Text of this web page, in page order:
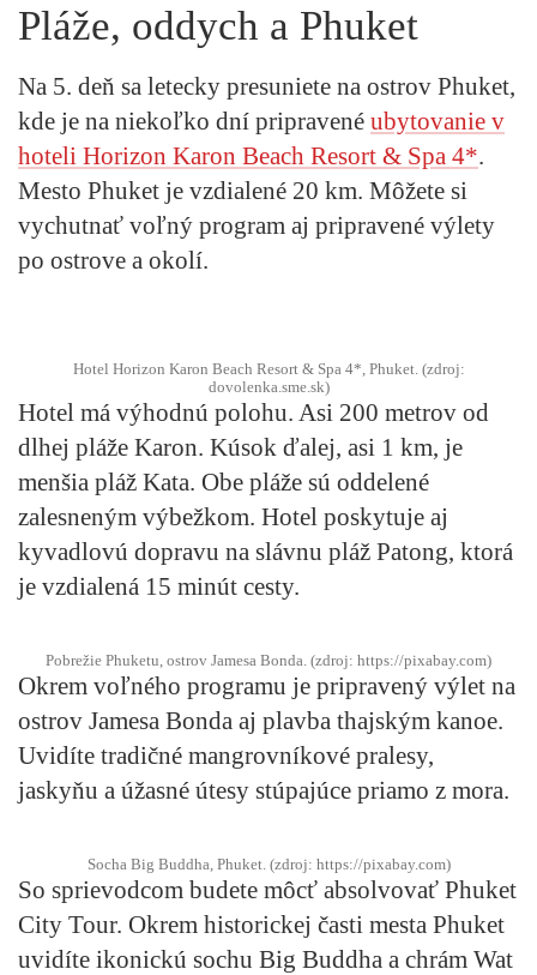
Pláže, oddych a Phuket
Na 5. deň sa letecky presuniete na ostrov Phuket,
kde je na niekoľko dní pripravené ubytovanie v
hoteli Horizon Karon Beach Resort & Spa 4*.
Mesto Phuket je vzdialené 20 km. Môžete si
vychutnať voľný program aj pripravené výlety
po ostrove a okolí.
Hotel Horizon Karon Beach Resort & Spa 4*, Phuket. (zdroj:
dovolenka.sme.sk)
Hotel má výhodnú polohu. Asi 200 metrov od
dlhej pláže Karon. Kúsok ďalej, asi 1 km, je
menšia pláž Kata. Obe pláže sú oddelené
zalesneným výbežkom. Hotel poskytuje aj
kyvadlovú dopravu na slávnu pláž Patong, ktorá
je vzdialená 15 minút cesty.
Pobrežie Phuketu, ostrov Jamesa Bonda. (zdroj: https://pixabay.com)
Okrem voľného programu je pripravený výlet na
ostrov Jamesa Bonda aj plavba thajským kanoe.
Uvidíte tradičné mangrovníkové pralesy,
jaskyňu a úžasné útesy stúpajúce priamo z mora.
Socha Big Buddha, Phuket. (zdroj: https://pixabay.com)
So sprievodcom budete môcť absolvovať Phuket
City Tour. Okrem historickej časti mesta Phuket
uvidíte ikonickú sochu Big Buddha a chrám Wat